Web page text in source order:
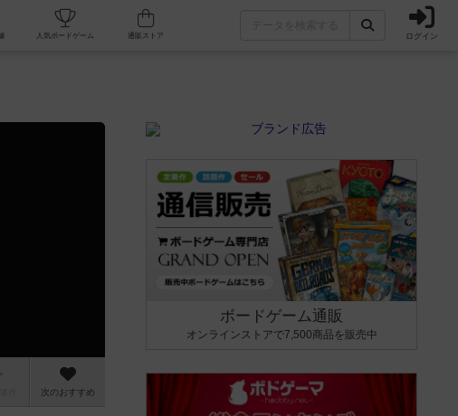
カフェ/店舗 人気ボードゲーム ログイン
次のおすすめ
ボードゲーム通販
オンラインストアで7,500商品を販売中